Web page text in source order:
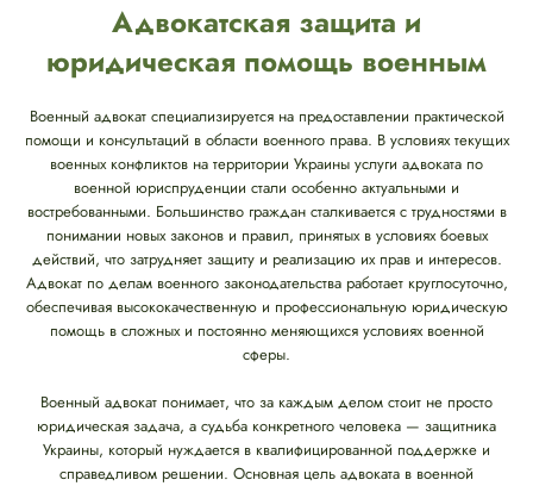
Адвокатская защита и
юридическая помощь военным
Военный адвокат специализируется на предоставлении практической
помощи и консультаций в области военного права. В условиях текущих
военных конфликтов на территории Украины услуги адвоката по
военной юриспруденции стали особенно актуальными и
востребованными. Большинство граждан сталкивается с трудностями в
понимании новых законов и правил, принятых в условиях боевых
действий, что затрудняет защиту и реализацию их прав и интересов.
Адвокат по делам военного законодательства работает круглосуточно,
обеспечивая высококачественную и профессиональную юридическую
помощь в сложных и постоянно меняющихся условиях военной
сферы.
Военный адвокат понимает, что за каждым делом стоит не просто
юридическая задача, а судьба конкретного человека — защитника
Украины, который нуждается в квалифицированной поддержке и
справедливом решении. Основная цель адвоката в военной